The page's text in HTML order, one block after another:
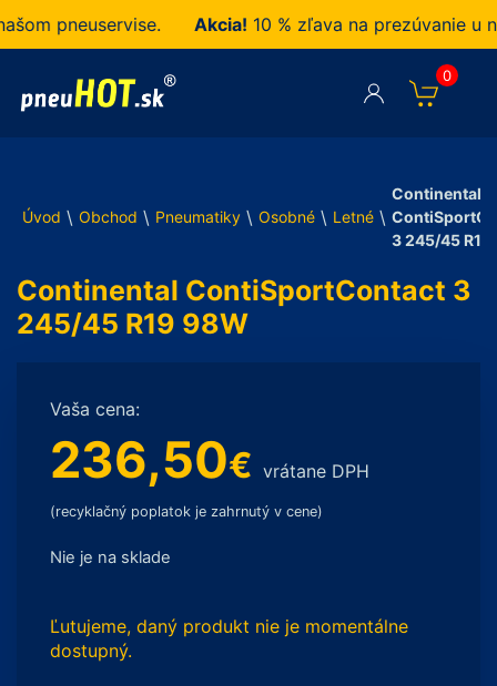
pneuservise. Akcia!10 % zľava na prezúvanie u nás
0
Úvod \ Obchod \ Pneumatiky \ Osobné \ Letné \
Continental
3 245/45 R19
Continental ContiSportContact 3
245/45 R19 98W
Vaša cena:
236,50€ vrátane DPH
(recyklačný poplatok je zahrnutý v cene)
Nie je na sklade
Ľutujeme, daný produkt nie je momentálne
dostupný.